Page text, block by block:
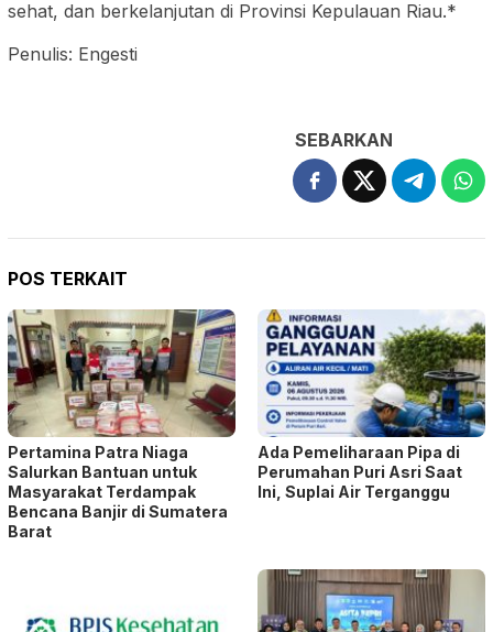
sehat, dan berkelanjutan di Provinsi Kepulauan Riau.*
Penulis: Engesti
SEBARKAN
POS TERKAIT
Pertamina Patra Niaga
Salurkan Bantuan untuk
Masyarakat Terdampak
Bencana Banjir di Sumatera
Barat
Ada Pemeliharaan Pipa di
Perumahan Puri Asri Saat
Ini, Suplai Air Terganggu